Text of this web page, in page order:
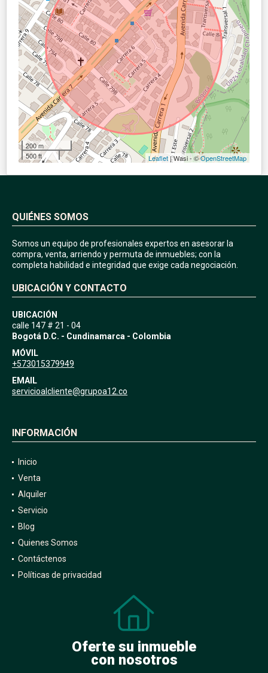
200 m
500 ft
Leaflet | Wasi - ©OpenStreetMap
QUIÉNES SOMOS
Somos un equipo de profesionales expertos en asesorar la
compra, venta, arriendo y permuta de inmuebles; con la
completa habilidad e integridad que exige cada negociación.
UBICACIÓN Y CONTACTO
UBICACIÓN
calle 147 # 21 - 04
Bogotá D.C. - Cundinamarca - Colombia
MÓVIL
+573015379949
EMAIL
servicioalcliente@grupoa12.co
INFORMACIÓN
Inicio
Venta
Alquiler
Servicio
Blog
Quienes Somos
Contáctenos
Políticas de privacidad
Oferte su inmueble
con nosotros